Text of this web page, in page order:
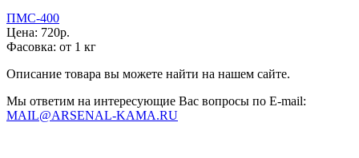
ПМС-400
Цена: 720р.
Фасовка: от 1 кг
Описание товара вы можете найти на нашем сайте.
Мы ответим на интересующие Вас вопросы по E-mail:
MAIL@ARSENAL-KAMA.RU